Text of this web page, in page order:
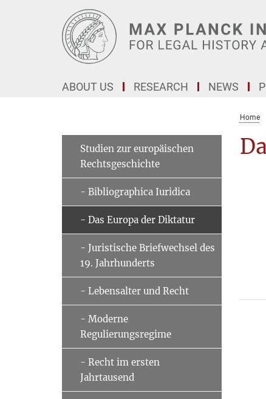
ABOUT US RESEARCH NEWS
Home
Studien zur europäischen
Rechtsgeschichte
- Bibliographica Iuridica
- Das Europa der Diktatur
- Juristische Briefwechsel des
19. Jahrhunderts
- Lebensalter und Recht
- Moderne
Regulierungsregime
- Recht im ersten
Jahrtausend